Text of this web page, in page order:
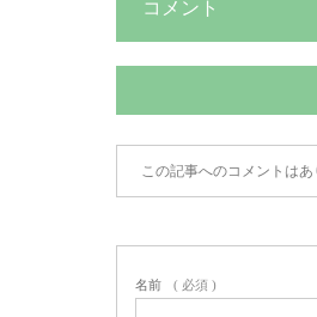
コメント
この記事へのコメントはあ
名前 ( 必須 )